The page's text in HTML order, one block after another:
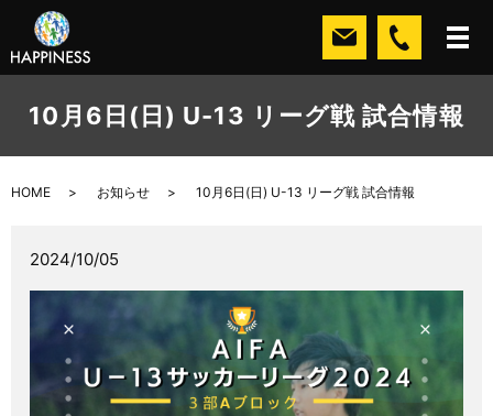
10月6日(日) U-13 リーグ戦 試合情報
HOME お知らせ 10月6日(日) U-13 リーグ戦 試合情報
2024/10/05